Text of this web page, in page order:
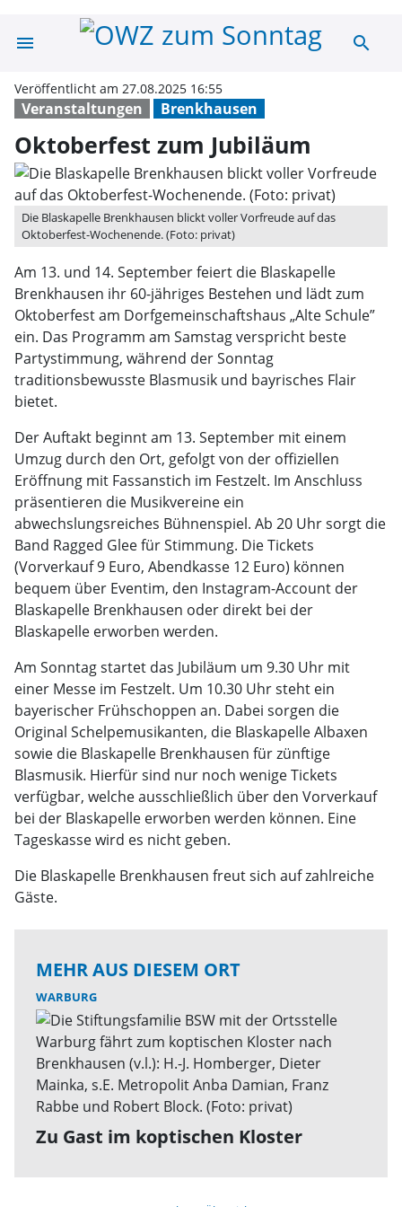
menu Oktoberfestsearch
Veranstaltungen Brenkhausen
Veröffentlicht am 27.08.2025 16:55
Oktoberfest zum Jubiläum
Die Blaskapelle Brenkhausen blickt voller Vorfreude auf das
Oktoberfest-Wochenende. (Foto: privat)
Am 13. und 14. September feiert die Blaskapelle
Brenkhausen ihr 60-jähriges Bestehen und lädt zum
Oktoberfest am Dorfgemeinschaftshaus „Alte Schule”
ein. Das Programm am Samstag verspricht beste
Partystimmung, während der Sonntag
traditionsbewusste Blasmusik und bayrisches Flair
bietet.
Der Auftakt beginnt am 13. September mit einem
Umzug durch den Ort, gefolgt von der offiziellen
Eröffnung mit Fassanstich im Festzelt. Im Anschluss
präsentieren die Musikvereine ein
abwechslungsreiches Bühnenspiel. Ab 20 Uhr sorgt die
Band Ragged Glee für Stimmung. Die Tickets
(Vorverkauf 9 Euro, Abendkasse 12 Euro) können
bequem über Eventim, den Instagram-Account der
Blaskapelle Brenkhausen oder direkt bei der
Blaskapelle erworben werden.
Am Sonntag startet das Jubiläum um 9.30 Uhr mit
einer Messe im Festzelt. Um 10.30 Uhr steht ein
bayerischer Frühschoppen an. Dabei sorgen die
Original Schelpemusikanten, die Blaskapelle Albaxen
sowie die Blaskapelle Brenkhausen für zünftige
Blasmusik. Hierfür sind nur noch wenige Tickets
verfügbar, welche ausschließlich über den Vorverkauf
bei der Blaskapelle erworben werden können. Eine
Tageskasse wird es nicht geben.
Die Blaskapelle Brenkhausen freut sich auf zahlreiche
Gäste.
MEHR AUS DIESEM ORT
WARBURG
Zu Gast im koptischen Kloster